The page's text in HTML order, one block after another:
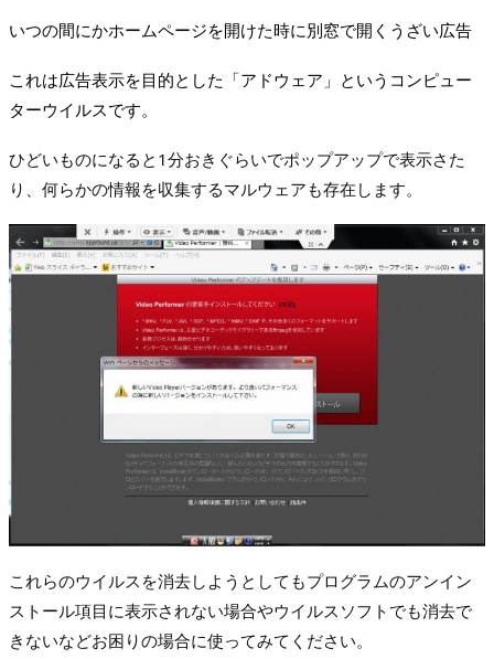
いつの間にかホームページを開けた時に別窓で開くうざい広告
これは広告表示を目的とした「アドウェア」というコンピュー
ターウイルスです。
ひどいものになると1分おきぐらいでポップアップで表示さた
り、何らかの情報を収集するマルウェアも存在します。
これらのウイルスを消去しようとしてもプログラムのアンイン
ストール項目に表示されない場合やウイルスソフトでも消去で
きないなどお困りの場合に使ってみてください。